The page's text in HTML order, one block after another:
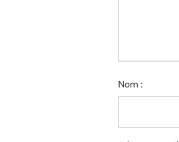
Nom :